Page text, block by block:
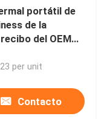
portátil de
de la
del OEM
per unit
Contacto